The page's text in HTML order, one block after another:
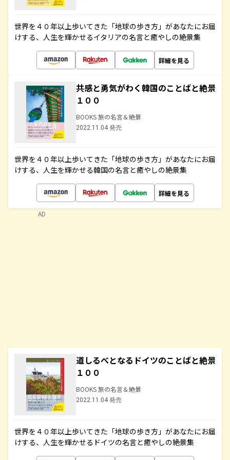
世界を４０年以上歩いてきた「地球の歩き方」があなたにお届
けする、人生を輝かせるイタリアの名言と癒やしの絶景集
詳細を見る
共感と勇気がわく韓国のことばと絶景
１００
BOOKS 旅の名言＆絶景
2022.11.04 発売
世界を４０年以上歩いてきた「地球の歩き方」があなたにお届
けする、人生を輝かせる韓国の名言と癒やしの絶景集
詳細を見る
道しるべとなるドイツのことばと絶景
１００
BOOKS 旅の名言＆絶景
2022.11.04 発売
世界を４０年以上歩いてきた「地球の歩き方」があなたにお届
けする、人生を輝かせるドイツの名言と癒やしの絶景集
AD